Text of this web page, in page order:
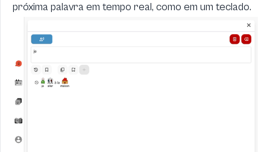
próxima palavra em tempo real, como em um teclado.